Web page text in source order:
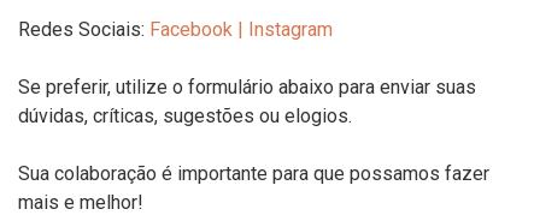
Redes Sociais: Facebook | Instagram
Se preferir, utilize o formulário abaixo para enviar suas
dúvidas, críticas, sugestões ou elogios.
Sua colaboração é importante para que possamos fazer
mais e melhor!